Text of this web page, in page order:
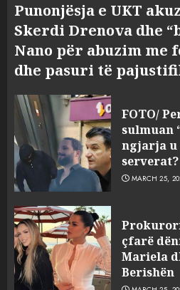
Punonjësja e UKT
Skerdi Drenova dhe
Nano për abuzim me
dhe pasuri të
FOTO/
sulmuan
ngjarja u
serverat?
MARCH 25,
çfarë
Mariela
Berishën